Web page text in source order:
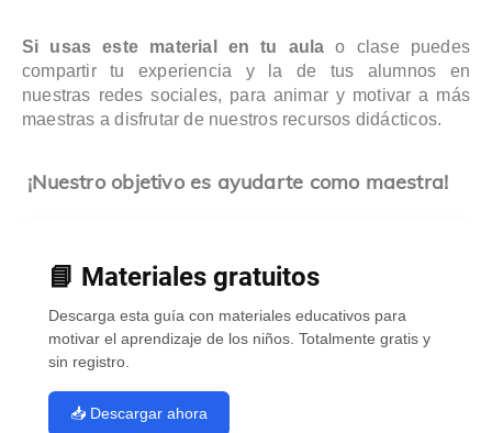
Si usas este material en tu aula o clase puedes
compartir tu experiencia y la de tus alumnos en
nuestras redes sociales, para animar y motivar a más
maestras a disfrutar de nuestros recursos didácticos.
¡Nuestro objetivo es ayudarte como maestra!
📘 Materiales gratuitos
Descarga esta guía con materiales educativos para
motivar el aprendizaje de los niños. Totalmente gratis y
sin registro.
📥 Descargar ahora